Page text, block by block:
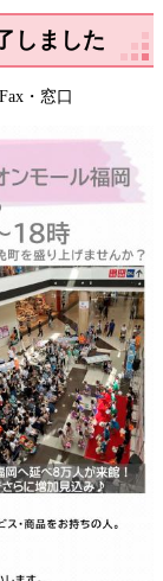
しました
・窓口